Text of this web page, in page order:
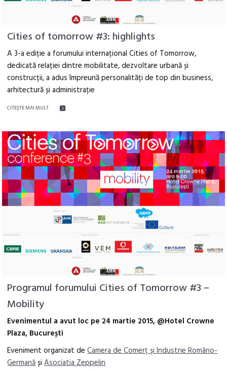
Cities of tomorrow #3: highlights
A 3-a ediție a forumului internațional Cities of Tomorrow,
dedicată relației dintre mobilitate, dezvoltare urbană și
construcții, a adus împreună personalități de top din business,
arhitectură și administrație
CITEŞTE MAI MULT
Programul forumului Cities of Tomorrow #3 –
Mobility
Evenimentul a avut loc pe 24 martie 2015, @Hotel Crowne
Plaza, București
Eveniment organizat deCamera de Comerț și Industrie Româno-
GermanășiAsociatia Zeppelin